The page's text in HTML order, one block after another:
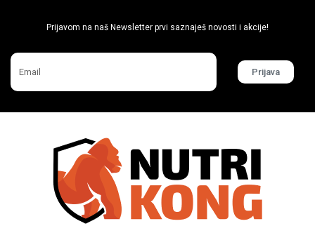
Prijavom na naš Newsletter prvi saznaješ novosti i akcije!
Prijava